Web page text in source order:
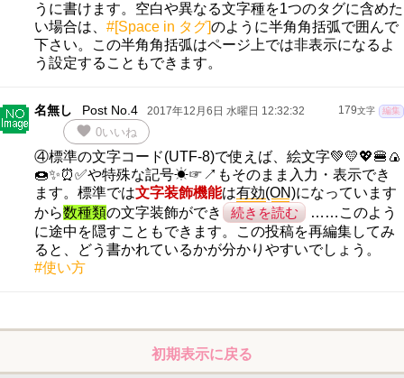
うに書けます。空白や異なる文字種を1つのタグに含めた
い場合は、 #[Space in タグ]のように半角角括弧で囲んで
下さい。この半角角括弧はページ上では非表示になるよ
う設定することもできます。
179文字 編集
名無し Post No.4 2017年12月6日 水曜日 12:32:32
favorite 0いいね
④標準の文字コード(UTF-8)で使えば、絵文字💚💛💖🍔🍙
🍩✨⏰✅や特殊な記号☀☞↗もそのまま入力・表示でき
ます。標準では文字装飾機能は有効(ON)になっています
から数種類の文字装飾ができ 続きを読む
……このよう
に途中を隠すこともできます。この投稿を再編集してみ
ると、どう書かれているかが分かりやすいでしょう。
#使い方
初期表示に戻る